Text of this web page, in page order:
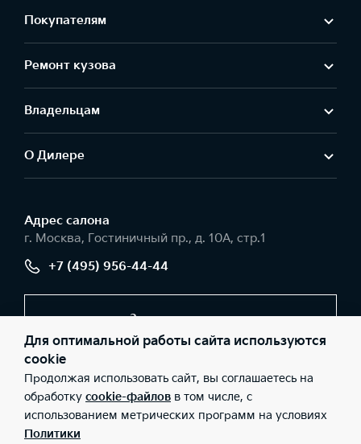
Покупателям
Ремонт кузова
Владельцам
О Дилере
Адрес салонa
г. Москва, Гостиничный пр., д. 10А, стр.1
+7 (495) 956-44-44
Заказать звонок
© 2026 Юридические лица ООО «Интер Авто» (Фактический
адрес: г. Москва, Гостиничный пр., д. 10А, стр.1; Телефон: +7
(495) 956-44-44; ИНН: 9715442363; ОГРН: 1237700138060), ООО
«Киа Россия и СНГ» (Фактический адрес: г.Москва, Валовая 26;
Телефон: 8 800 301 08 80; ИНН: 7728674093; ОГРН:
5087746291760) ведут деятельность на территории РФ в
Для оптимальной работы сайта используются
cookie
Продолжая использовать сайт, вы соглашаетесь на
обработку cookie-файлов в том числе, с
использованием метрических программ на условиях
Политики